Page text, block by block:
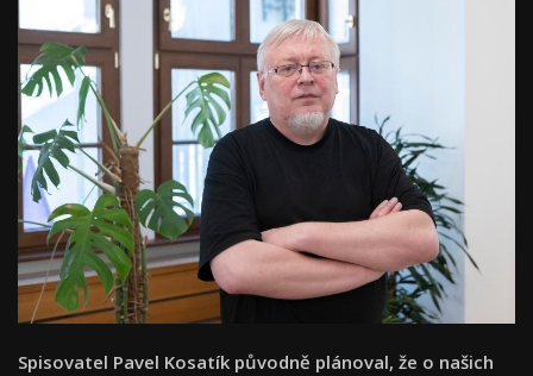
Spisovatel Pavel Kosatík původně plánoval, že o našich